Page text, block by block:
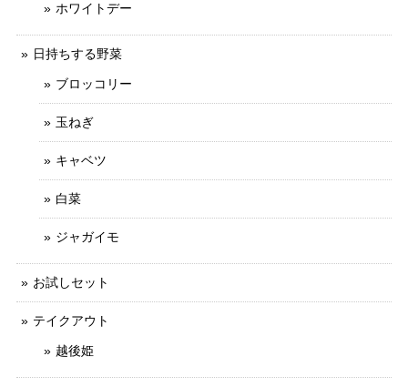
ホワイトデー
日持ちする野菜
ブロッコリー
玉ねぎ
キャベツ
白菜
ジャガイモ
お試しセット
テイクアウト
越後姫